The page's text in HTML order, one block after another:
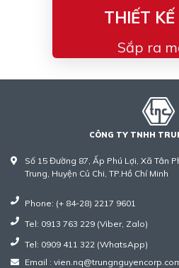
THIẾT
Sắp ra
CÔNG TY TNHH
Số 15 Đường 87, Ấp Phú Lợi, Xã Tân
Trung, Huyện Củ Chi, TP.Hồ Chí Minh
Phone: (+ 84-28) 2217 9601
Tel: 0913 763 229 (Viber, Zalo)
Tel: 0909 411 322 (WhatsApp)
Email :